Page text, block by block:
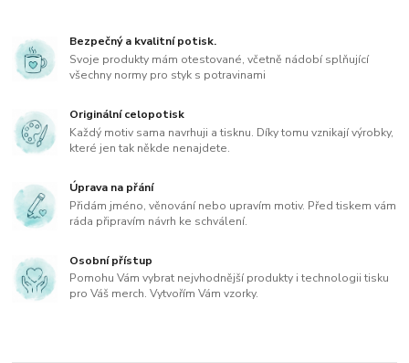
Bezpečný a kvalitní potisk.
Svoje produkty mám otestované, včetně nádobí splňující
všechny normy pro styk s potravinami
Originální celopotisk
Každý motiv sama navrhuji a tisknu. Díky tomu vznikají výrobky,
které jen tak někde nenajdete.
Úprava na přání
Přidám jméno, věnování nebo upravím motiv. Před tiskem vám
ráda připravím návrh ke schválení.
Osobní přístup
Pomohu Vám vybrat nejvhodnější produkty i technologii tisku
pro Váš merch. Vytvořím Vám vzorky.